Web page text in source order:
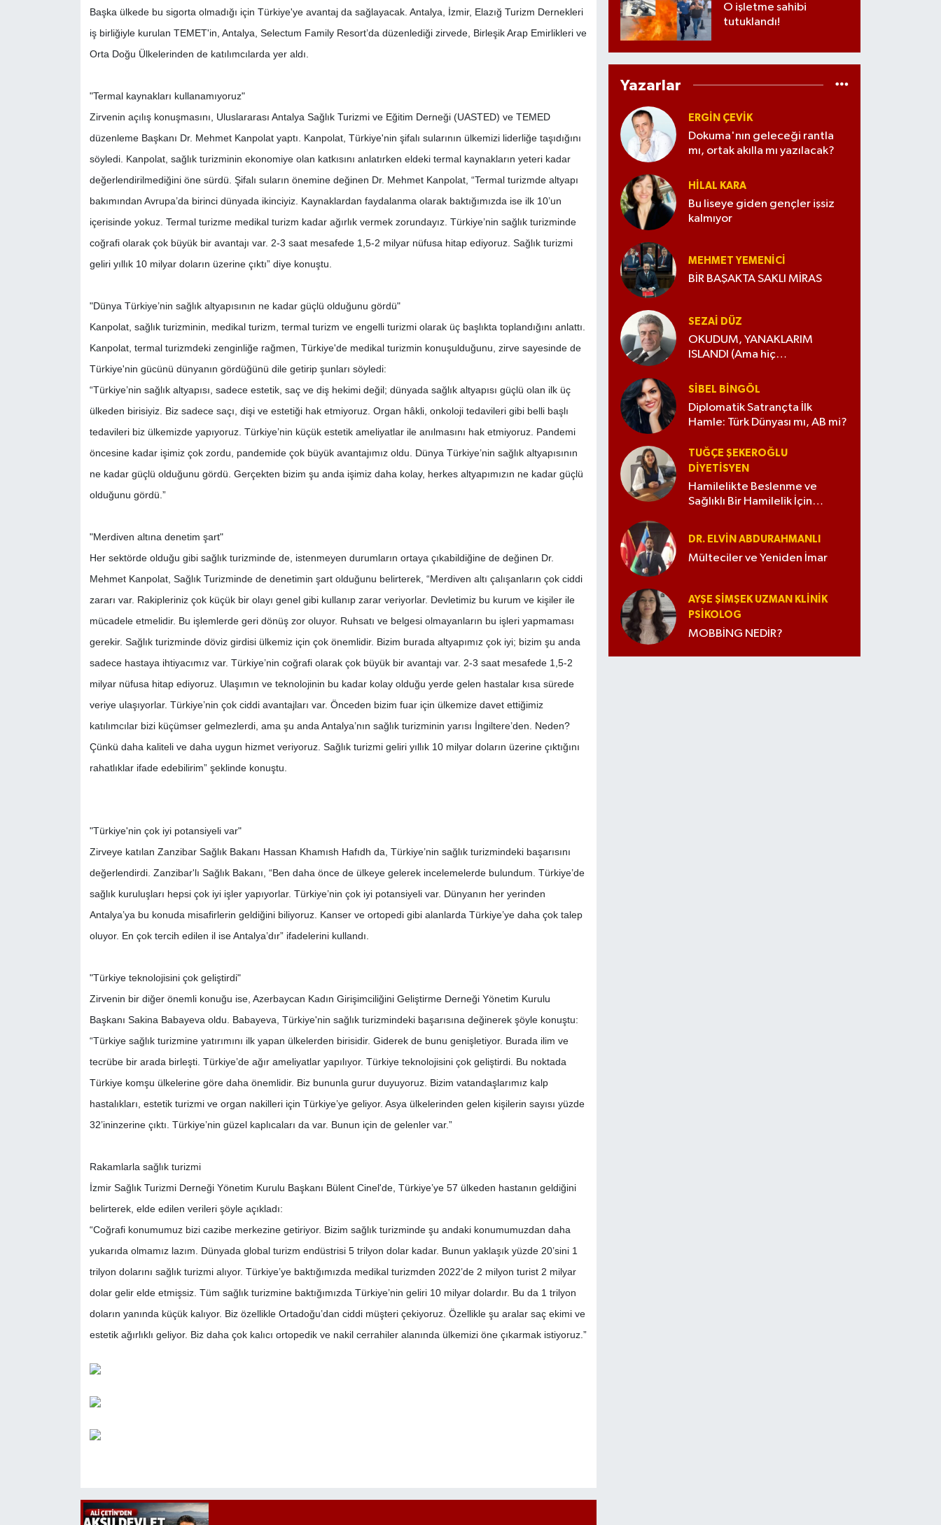
Başka ülkede bu sigorta olmadığı için Türkiye'ye avantaj da sağlayacak. Antalya, İzmir, Elazığ Turizm Dernekleri
iş birliğiyle kurulan TEMET'in, Antalya, Selectum Family Resort’da düzenlediği zirvede, Birleşik Arap Emirlikleri ve
Orta Doğu Ülkelerinden de katılımcılarda yer aldı.
"Termal kaynakları kullanamıyoruz"
Zirvenin açılış konuşmasını, Uluslararası Antalya Sağlık Turizmi ve Eğitim Derneği (UASTED) ve TEMED
düzenleme Başkanı Dr. Mehmet Kanpolat yaptı. Kanpolat, Türkiye'nin şifalı sularının ülkemizi liderliğe taşıdığını
söyledi. Kanpolat, sağlık turizminin ekonomiye olan katkısını anlatırken eldeki termal kaynakların yeteri kadar
değerlendirilmediğini öne sürdü. Şifalı suların önemine değinen Dr. Mehmet Kanpolat, “Termal turizmde altyapı
bakımından Avrupa’da birinci dünyada ikinciyiz. Kaynaklardan faydalanma olarak baktığımızda ise ilk 10’un
içerisinde yokuz. Termal turizme medikal turizm kadar ağırlık vermek zorundayız. Türkiye’nin sağlık turizminde
coğrafi olarak çok büyük bir avantajı var. 2-3 saat mesafede 1,5-2 milyar nüfusa hitap ediyoruz. Sağlık turizmi
geliri yıllık 10 milyar doların üzerine çıktı” diye konuştu.
"Dünya Türkiye’nin sağlık altyapısının ne kadar güçlü olduğunu gördü"
Kanpolat, sağlık turizminin, medikal turizm, termal turizm ve engelli turizmi olarak üç başlıkta toplandığını anlattı.
Kanpolat, termal turizmdeki zenginliğe rağmen, Türkiye'de medikal turizmin konuşulduğunu, zirve sayesinde de
Türkiye'nin gücünü dünyanın gördüğünü dile getirip şunları söyledi:
“Türkiye’nin sağlık altyapısı, sadece estetik, saç ve diş hekimi değil; dünyada sağlık altyapısı güçlü olan ilk üç
ülkeden birisiyiz. Biz sadece saçı, dişi ve estetiği hak etmiyoruz. Organ hâkli, onkoloji tedavileri gibi belli başlı
tedavileri biz ülkemizde yapıyoruz. Türkiye’nin küçük estetik ameliyatlar ile anılmasını hak etmiyoruz. Pandemi
öncesine kadar işimiz çok zordu, pandemide çok büyük avantajımız oldu. Dünya Türkiye’nin sağlık altyapısının
ne kadar güçlü olduğunu gördü. Gerçekten bizim şu anda işimiz daha kolay, herkes altyapımızın ne kadar güçlü
olduğunu gördü.”
"Merdiven altına denetim şart"
Her sektörde olduğu gibi sağlık turizminde de, istenmeyen durumların ortaya çıkabildiğine de değinen Dr.
Mehmet Kanpolat, Sağlık Turizminde de denetimin şart olduğunu belirterek, “Merdiven altı çalışanların çok ciddi
zararı var. Rakipleriniz çok küçük bir olayı genel gibi kullanıp zarar veriyorlar. Devletimiz bu kurum ve kişiler ile
mücadele etmelidir. Bu işlemlerde geri dönüş zor oluyor. Ruhsatı ve belgesi olmayanların bu işleri yapmaması
gerekir. Sağlık turizminde döviz girdisi ülkemiz için çok önemlidir. Bizim burada altyapımız çok iyi; bizim şu anda
sadece hastaya ihtiyacımız var. Türkiye’nin coğrafi olarak çok büyük bir avantajı var. 2-3 saat mesafede 1,5-2
milyar nüfusa hitap ediyoruz. Ulaşımın ve teknolojinin bu kadar kolay olduğu yerde gelen hastalar kısa sürede
veriye ulaşıyorlar. Türkiye’nin çok ciddi avantajları var. Önceden bizim fuar için ülkemize davet ettiğimiz
katılımcılar bizi küçümser gelmezlerdi, ama şu anda Antalya’nın sağlık turizminin yarısı İngiltere’den. Neden?
Çünkü daha kaliteli ve daha uygun hizmet veriyoruz. Sağlık turizmi geliri yıllık 10 milyar doların üzerine çıktığını
rahatlıklar ifade edebilirim” şeklinde konuştu.
"Türkiye'nin çok iyi potansiyeli var"
Zirveye katılan Zanzibar Sağlık Bakanı Hassan Khamısh Hafıdh da, Türkiye’nin sağlık turizmindeki başarısını
değerlendirdi. Zanzibar'lı Sağlık Bakanı, “Ben daha önce de ülkeye gelerek incelemelerde bulundum. Türkiye’de
sağlık kuruluşları hepsi çok iyi işler yapıyorlar. Türkiye’nin çok iyi potansiyeli var. Dünyanın her yerinden
Antalya’ya bu konuda misafirlerin geldiğini biliyoruz. Kanser ve ortopedi gibi alanlarda Türkiye’ye daha çok talep
oluyor. En çok tercih edilen il ise Antalya’dır” ifadelerini kullandı.
"Türkiye teknolojisini çok geliştirdi"
Zirvenin bir diğer önemli konuğu ise, Azerbaycan Kadın Girişimciliğini Geliştirme Derneği Yönetim Kurulu
Başkanı Sakina Babayeva oldu. Babayeva, Türkiye'nin sağlık turizmindeki başarısına değinerek şöyle konuştu:
“Türkiye sağlık turizmine yatırımını ilk yapan ülkelerden birisidir. Giderek de bunu genişletiyor. Burada ilim ve
tecrübe bir arada birleşti. Türkiye’de ağır ameliyatlar yapılıyor. Türkiye teknolojisini çok geliştirdi. Bu noktada
Türkiye komşu ülkelerine göre daha önemlidir. Biz bununla gurur duyuyoruz. Bizim vatandaşlarımız kalp
hastalıkları, estetik turizmi ve organ nakilleri için Türkiye’ye geliyor. Asya ülkelerinden gelen kişilerin sayısı yüzde
32’ininzerine çıktı. Türkiye’nin güzel kaplıcaları da var. Bunun için de gelenler var.”
Rakamlarla sağlık turizmi
İzmir Sağlık Turizmi Derneği Yönetim Kurulu Başkanı Bülent Cinel'de, Türkiye’ye 57 ülkeden hastanın geldiğini
belirterek, elde edilen verileri şöyle açıkladı:
“Coğrafi konumumuz bizi cazibe merkezine getiriyor. Bizim sağlık turizminde şu andaki konumumuzdan daha
yukarıda olmamız lazım. Dünyada global turizm endüstrisi 5 trilyon dolar kadar. Bunun yaklaşık yüzde 20’sini 1
trilyon dolarını sağlık turizmi alıyor. Türkiye’ye baktığımızda medikal turizmden 2022’de 2 milyon turist 2 milyar
dolar gelir elde etmişsiz. Tüm sağlık turizmine baktığımızda Türkiye’nin geliri 10 milyar dolardır. Bu da 1 trilyon
doların yanında küçük kalıyor. Biz özellikle Ortadoğu’dan ciddi müşteri çekiyoruz. Özellikle şu aralar saç ekimi ve
estetik ağırlıklı geliyor. Biz daha çok kalıcı ortopedik ve nakil cerrahiler alanında ülkemizi öne çıkarmak istiyoruz.”
O işletme sahibi
tutuklandı!
Yazarlar
ERGIN ÇEVİK
Dokuma'nın geleceği rantla
mı, ortak akılla mı yazılacak?
HILAL KARA
Bu liseye giden gençler işsiz
kalmıyor
MEHMET YEMENICI
BİR BAŞAKTA SAKLI MİRAS
SEZAI DÜZ
OKUDUM, YANAKLARIM
ISLANDI (Ama hiç
SIBEL BINGÖL
Diplomatik Satrançta İlk
Hamle: Türk Dünyası mı, AB mi?
TUĞÇE ŞEKEROĞLU
DIYETISYEN
Hamilelikte Beslenme ve
Sağlıklı Bir Hamilelik İçin
DR. ELVIN ABDURAHMANLI
Mülteciler ve Yeniden İmar
AYŞE ŞIMŞEK UZMAN KLINIK
PSIKOLOG
MOBBİNG NEDİR?